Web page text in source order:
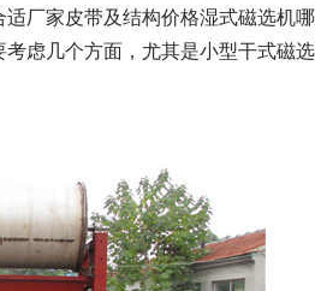
适厂家皮带及结构价格湿式磁选机
虑几个方面，尤其是小型干式磁